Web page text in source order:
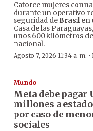
Catorce mujeres
durante un operativo
seguridad de Brasilen
Casa de las
unos 600 kilómetros
nacional.
Agosto 7, 2026 11:34 a. m. ·
Mundo
Meta debe pagar
millones a estado
por caso de
sociales